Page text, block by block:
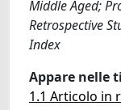
Middle Aged;
Retrospective
Index
Appare nelle
1.1 Articolo in